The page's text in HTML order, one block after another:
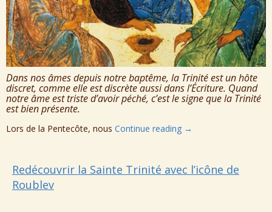
Dans nos âmes depuis notre baptême, la Trinité est un hôte
discret, comme elle est discrète aussi dans l’Écriture. Quand
notre âme est triste d’avoir péché, c’est le signe que la Trinité
est bien présente.
Lors de la Pentecôte, nous Continue reading →
Redécouvrir la Sainte Trinité avec l’icône de
Roublev